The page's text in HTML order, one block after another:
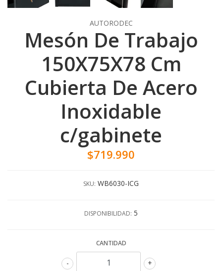
AUTORODEC
Mesón De Trabajo
150X75X78 Cm
Cubierta De Acero
Inoxidable
c/gabinete
$719.990
SKU: WB6030-ICG
DISPONIBILIDAD: 5
CANTIDAD
+
-